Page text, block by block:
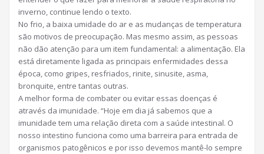
inverno, continue lendo o texto.
No frio, a baixa umidade do ar e as mudanças de temperatura
são motivos de preocupação. Mas mesmo assim, as pessoas
não dão atenção para um item fundamental: a alimentação. Ela
está diretamente ligada as principais enfermidades dessa
época, como gripes, resfriados, rinite, sinusite, asma,
bronquite, entre tantas outras.
A melhor forma de combater ou evitar essas doenças é
através da imunidade. “Hoje em dia já sabemos que a
imunidade tem uma relação direta com a saúde intestinal. O
nosso intestino funciona como uma barreira para entrada de
organismos patogênicos e por isso devemos mantê-lo sempre